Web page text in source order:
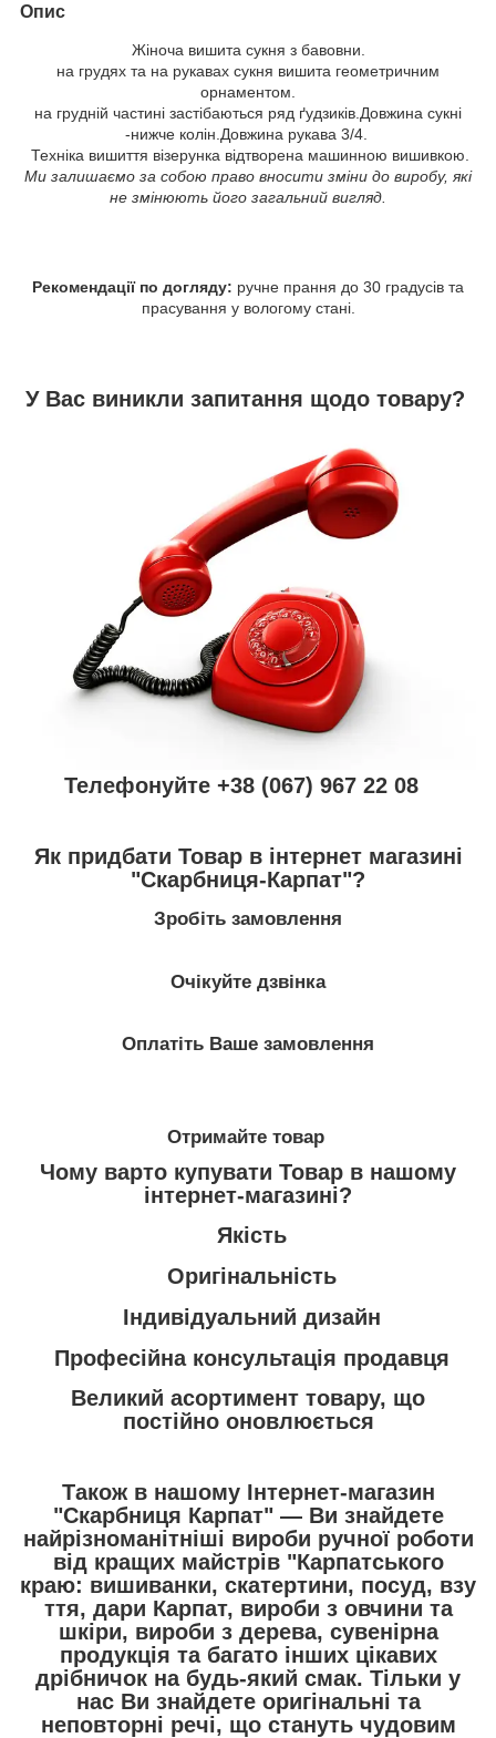
Опис
Жіноча вишита сукня з бавовни.
на грудях та на рукавах сукня вишита геометричним
орнаментом.
на грудній частині застібаються ряд ґудзиків.Довжина сукні
-нижче колін.Довжина рукава 3/4.
Техніка вишиття візерунка відтворена машинною вишивкою.
Ми залишаємо за собою право вносити зміни до виробу, які
не змінюють його загальний вигляд.
Рекомендації по догляду: ручне прання до 30 градусів та
прасування у вологому стані.
У Вас виникли запитання щодо товару?
Телефонуйте +38 (067) 967 22 08
Як придбати Товар в інтернет магазині
"Скарбниця-Карпат"?
Зробіть замовлення
Очікуйте дзвінка
Оплатіть Ваше замовлення
Отримайте товар
Чому варто купувати Товар в нашому
інтернет-магазині?
Якість
Оригінальність
Індивідуальний дизайн
Професійна консультація продавця
Великий асортимент товару, що
постійно оновлюється
Також в нашому Інтернет-магазин
"Скарбниця Карпат"― Ви знайдете
найрізноманітніші вироби ручної роботи
від кращих майстрів "Карпатського
краю: вишиванки, скатертини, посуд, взу
ття, дари Карпат, вироби з овчини та
шкіри, вироби з дерева, сувенірна
продукція та багато інших цікавих
дрібничок на будь-який смак. Тільки у
нас Ви знайдете оригінальні та
неповторні речі, що стануть чудовим